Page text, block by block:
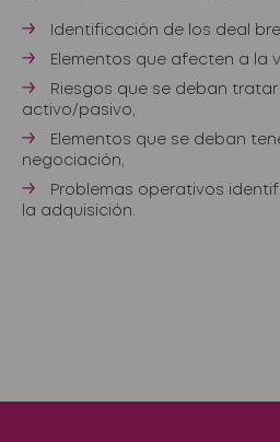
Identificación de los deal
Elementos que afecten a la
Riesgos que se deban
activo/pasivo,
Elementos que se deban
negociación,
Problemas operativos
la adquisición.